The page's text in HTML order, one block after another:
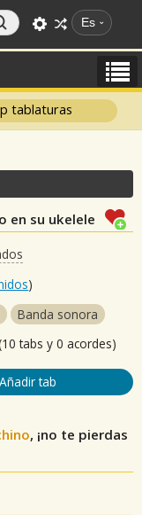
Es
tablaturas
en su ukelele
)
Banda sonora
tabs y 0 acordes)
Añadir tab
, ¡no te pierdas